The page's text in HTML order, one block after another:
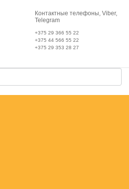
Контактные телефоны, Viber,
Telegram
+375 29 366 55 22
+375 44 566 55 22
+375 29 353 28 27